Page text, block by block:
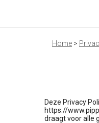
Home >
Deze Privacy
https://
draagt voor alle